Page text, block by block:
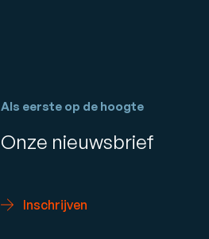
Als eerste op de hoogte
Onze nieuwsbrief
Inschrijven